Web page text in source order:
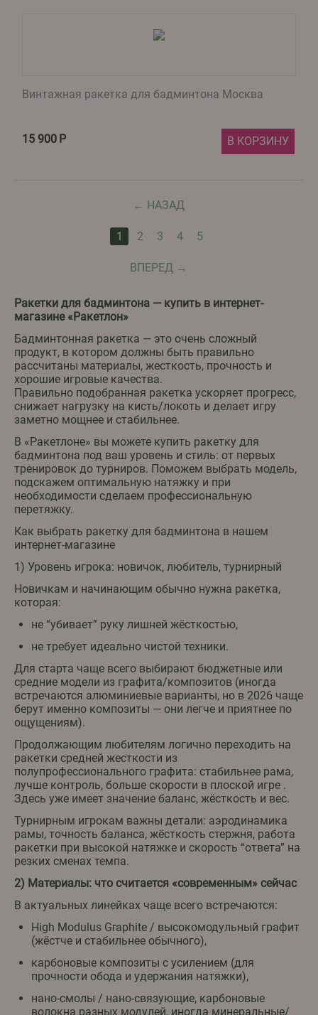
Винтажная ракетка для бадминтона Москва
15 900 Р В КОРЗИНУ
НАЗАД
1 2 3 4 5
ВПЕРЕД
Ракетки для бадминтона — купить в интернет-
магазине «Ракетлон»
Бадминтонная ракетка — это очень сложный
продукт, в котором должны быть правильно
рассчитаны материалы, жесткость, прочность и
хорошие игровые качества.
Правильно подобранная ракетка ускоряет прогресс,
снижает нагрузку на кисть/локоть и делает игру
заметно мощнее и стабильнее.
В «Ракетлоне» вы можете купить ракетку для
бадминтона под ваш уровень и стиль: от первых
тренировок до турниров. Поможем выбрать модель,
подскажем оптимальную натяжку и при
необходимости сделаем профессиональную
перетяжку.
Как выбрать ракетку для бадминтона в нашем
интернет-магазине
1) Уровень игрока: новичок, любитель, турнирный
Новичкам и начинающим обычно нужна ракетка,
которая:
не “убивает” руку лишней жёсткостью,
не требует идеально чистой техники.
Для старта чаще всего выбирают бюджетные или
средние модели из графита/композитов (иногда
встречаются алюминиевые варианты, но в 2026 чаще
берут именно композиты — они легче и приятнее по
ощущениям).
Продолжающим любителям логично переходить на
ракетки средней жесткости из
полупрофессионального графита: стабильнее рама,
лучше контроль, больше скорости в плоской игре .
Здесь уже имеет значение баланс, жёсткость и вес.
Турнирным игрокам важны детали: аэродинамика
рамы, точность баланса, жёсткость стержня, работа
ракетки при высокой натяжке и скорость “ответа” на
резких сменах темпа.
2) Материалы: что считается «современным» сейчас
В актуальных линейках чаще всего встречаются:
High Modulus Graphite / высокомодульный графит
(жёстче и стабильнее обычного),
карбоновые композиты с усилением (для
прочности обода и удержания натяжки),
нано-смолы / нано-связующие, карбоновые
волокна разных модулей, иногда минеральные/